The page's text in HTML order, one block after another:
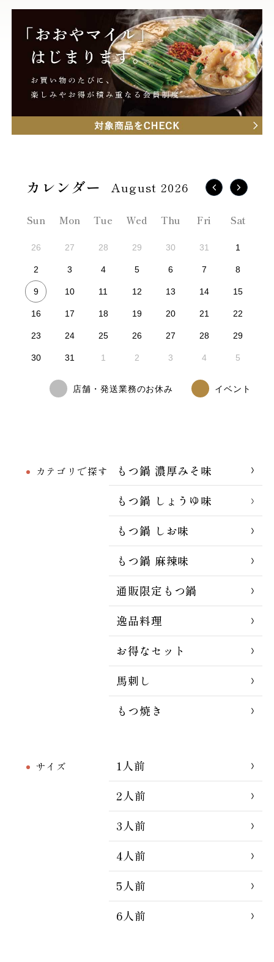
カテゴリで探す
もつ鍋 濃厚みそ味
もつ鍋 しょうゆ味
もつ鍋 しお味
もつ鍋 麻辣味
通販限定もつ鍋
逸品料理
お得なセット
馬刺し
もつ焼き
サイズ
1人前
2人前
3人前
4人前
5人前
6人前
August 2026
Sun Mon Tue Wed Thu Fri Sat
26 27 28 29 30 31 1
2 3 4 5 6 7 8
9 10 11 12 13 14 15
16 17 18 19 20 21 22
23 24 25 26 27 28 29
30 31 1 2 3 4 5
店舗・発送業務のお休み イベント